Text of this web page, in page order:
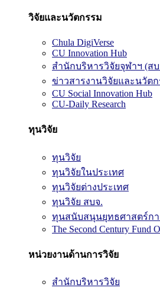
วิจัยและนวัตกรรม
Chula DigiVerse
CU Innovation Hub
สำนักบริหารวิจัยจุฬาฯ (ส
ข่าวสารงานวิจัยและนวัตก
CU Social Innovation Hub
CU-Daily Research
ทุนวิจัย
ทุนวิจัย
ทุนวิจัยในประเทศ
ทุนวิจัยต่างประเทศ
ทุนวิจัย สบจ.
ทุนสนับสนุนยุทธศาสตร์กา
The Second Century Fund
หน่วยงานด้านการวิจัย
สำนักบริหารวิจัย